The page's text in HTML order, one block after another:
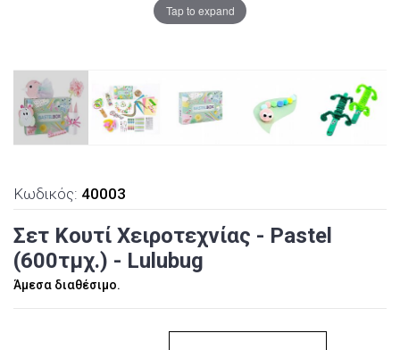
Tap to expand
Κωδικός: 40003
Σετ Κουτί Χειροτεχνίας - Pastel
(600τμχ.) - Lulubug
Άμεσα διαθέσιμο.